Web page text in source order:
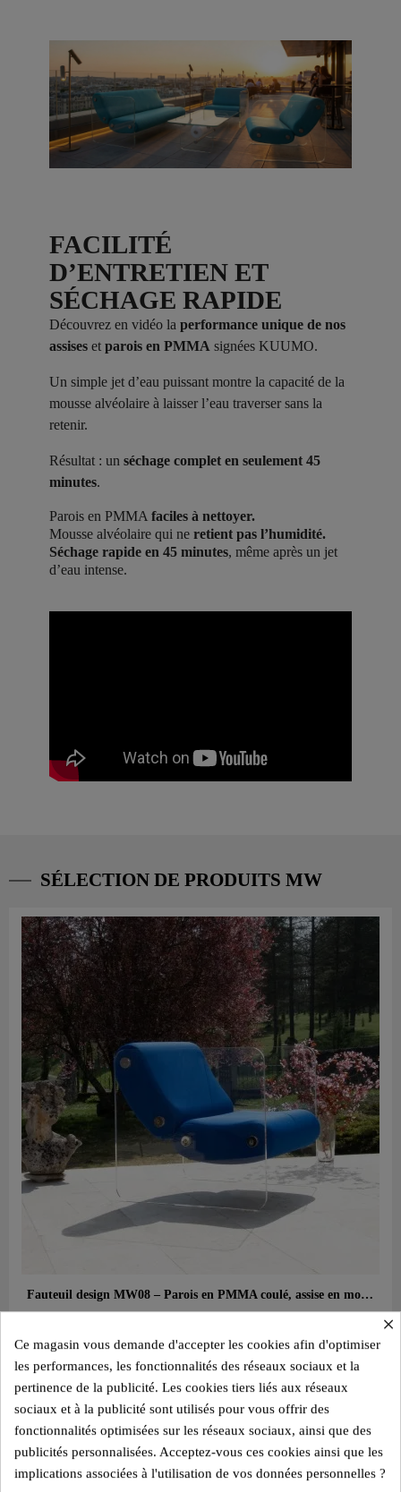
FACILITÉ
D’ENTRETIEN ET
SÉCHAGE RAPIDE
Découvrez en vidéo la performance unique de nos
assises et parois en PMMA signées KUUMO.
Un simple jet d’eau puissant montre la capacité de la
mousse alvéolaire à laisser l’eau traverser sans la
retenir.
Résultat : un séchage complet en seulement 45
minutes.
Parois en PMMA faciles à nettoyer.
Mousse alvéolaire qui ne retient pas l’humidité.
Séchage rapide en 45 minutes, même après un jet
d’eau intense.
SÉLECTION DE PRODUITS MW
Aperçu rapide Fauteuil design MW08 – Parois en PMMA coulé, assise en mousse alvéolaire
Ajouter au panier
×
Ce magasin vous demande d'accepter les cookies afin d'optimiser
les performances, les fonctionnalités des réseaux sociaux et la
pertinence de la publicité. Les cookies tiers liés aux réseaux
sociaux et à la publicité sont utilisés pour vous offrir des
fonctionnalités optimisées sur les réseaux sociaux, ainsi que des
publicités personnalisées. Acceptez-vous ces cookies ainsi que les
implications associées à l'utilisation de vos données personnelles ?